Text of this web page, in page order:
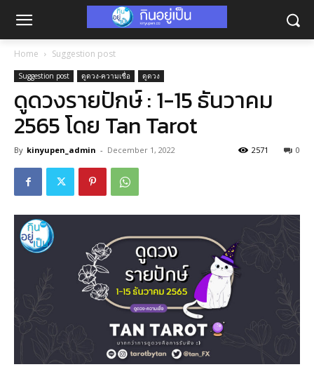
Home Suggestion post
Suggestion post ดูดวง-ความเชื่อ ดูดวง
ดูดวงรายปักษ์ : 1-15 ธันวาคม
2565 โดย Tan Tarot
By kinyupen_admin - December 1, 2022 0
2571